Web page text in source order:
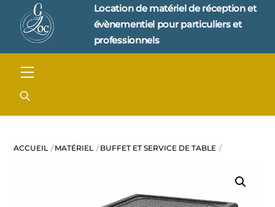
content
Location de matériel de réception et
évènementiel pour particuliers et
professionnels
Menu
ACCUEIL MATÉRIEL BUFFET ET SERVICE DE TABLE